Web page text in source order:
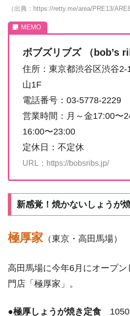
（出典：https://retty.me/area/PRE13/
ボブズリブズ （bob’s
住所：東京都渋谷区渋谷
山1F
電話番号：03-5778-2229
営業時間：月～金17:00〜
16:00〜23:00
定休日：不定休
URL：https://bobsribs.jp/
新感覚！焼かないしょうが
極厚家 （東京・高田馬場）
高田馬場に今年6月にオープ
門店「極厚家」。
●極厚しょうが焼き定食 1050